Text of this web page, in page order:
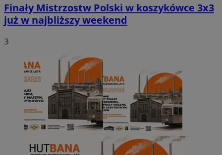
Finały Mistrzostw Polski w koszykówce 3x3
już w najbliższy weekend
3